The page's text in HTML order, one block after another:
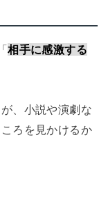
相手に感激する
、小説や演劇な
ろを見かけるか